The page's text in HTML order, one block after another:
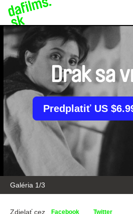
Galéria 1/3
Drak sa
Predplatiť US
Zdielať cez Facebook Twitter